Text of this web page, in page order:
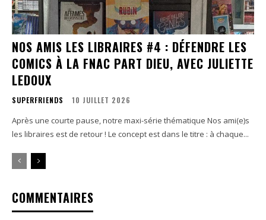
NOS AMIS LES LIBRAIRES #4 : DÉFENDRE LES
COMICS À LA FNAC PART DIEU, AVEC JULIETTE
LEDOUX
SUPERFRIENDS 10 JUILLET 2026
Après une courte pause, notre maxi-série thématique Nos ami(e)s
les libraires est de retour ! Le concept est dans le titre : à chaque...
COMMENTAIRES